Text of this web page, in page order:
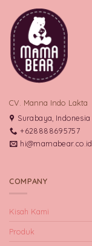
CV. Manna Indo Lakta
Surabaya, Indonesia
+628888695757
hi@mamabear.co.id
COMPANY
Kisah Kami
Produk